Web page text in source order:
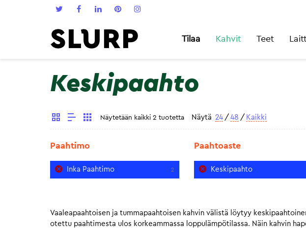
Tilaa Kahvit Teet
Keskipaahto
Näytetään kaikki 2 tuotetta Näytä 24 / 48 / Kaikki
Paahtimo
Inka Paahtimo 2
Paahtoaste
Keskipaahto
Vaaleapaahtoisen ja tummapaahtoisen kahvin välistä löytyy
otettu paahtimesta ulos korkeammassa loppulämpötilassa. Näin kahvin